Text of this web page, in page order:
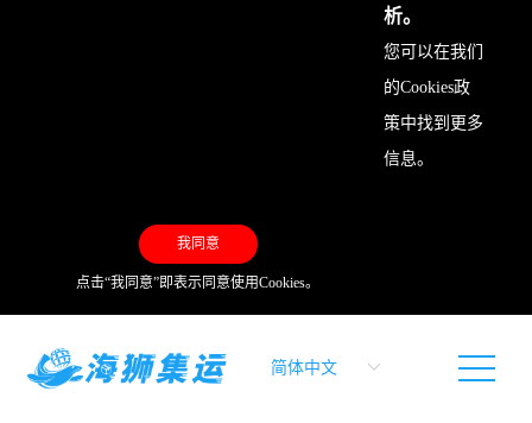
析。
您可以在我们
的Cookies政
策中找到更多
信息。
我同意
点击“我同意”即表示同意使用Cookies。